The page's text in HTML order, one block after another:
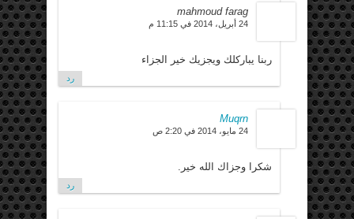
mahmoud farag
24 أبريل، 2014 في 11:15 م
ربنا يباركلك ويجزيك خير الجزاء
رد
Muqrn
24 مايو، 2014 في 2:20 ص
شكرا وجزاك الله خير.
رد